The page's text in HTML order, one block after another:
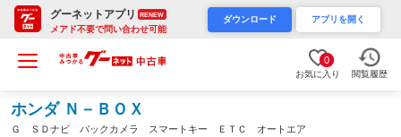
グーネットアプリ RENEW
メアド不要で問い合わせ可能
ダウンロード アプリを開く
0
お気に入り 閲覧履歴
ホンダ Ｎ－ＢＯＸ
Ｇ ＳＤナビ バックカメラ スマートキー ＥＴＣ オートエア